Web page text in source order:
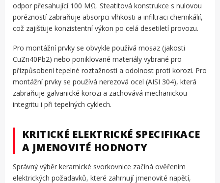
odpor přesahující 100 MΩ. Steatitová konstrukce s nulovou
porézností zabraňuje absorpci vlhkosti a infiltraci chemikálií,
což zajišťuje konzistentní výkon po celá desetiletí provozu.
Pro montážní prvky se obvykle používá mosaz (jakosti
CuZn40Pb2) nebo poniklované materiály vybrané pro
přizpůsobení tepelné roztažnosti a odolnost proti korozi. Pro
montážní prvky se používá nerezová ocel (AISI 304), která
zabraňuje galvanické korozi a zachovává mechanickou
integritu i při tepelných cyklech.
KRITICKÉ ELEKTRICKÉ SPECIFIKACE
A JMENOVITÉ HODNOTY
Správný výběr keramické svorkovnice začíná ověřením
elektrických požadavků, které zahrnují jmenovité napětí,